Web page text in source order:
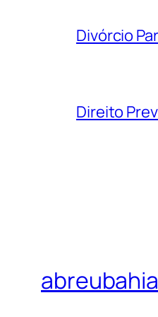
Divórcio
Direito